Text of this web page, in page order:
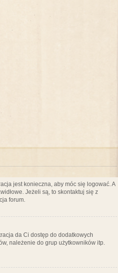
jest konieczna, aby móc się logować. A
Jeżeli są, to skontaktuj się z
forum.
da Ci dostęp do dodatkowych
należenie do grup użytkowników itp.